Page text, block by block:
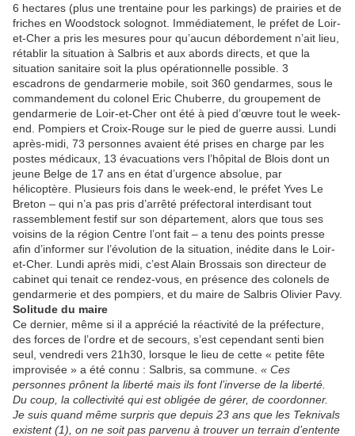
6 hectares (plus une trentaine pour les parkings) de prairies et de
friches en Woodstock solognot. Immédiatement, le préfet de Loir-
et-Cher a pris les mesures pour qu’aucun débordement n’ait lieu,
rétablir la situation à Salbris et aux abords directs, et que la
situation sanitaire soit la plus opérationnelle possible. 3
escadrons de gendarmerie mobile, soit 360 gendarmes, sous le
commandement du colonel Eric Chuberre, du groupement de
gendarmerie de Loir-et-Cher ont été à pied d’œuvre tout le week-
end. Pompiers et Croix-Rouge sur le pied de guerre aussi. Lundi
après-midi, 73 personnes avaient été prises en charge par les
postes médicaux, 13 évacuations vers l’hôpital de Blois dont un
jeune Belge de 17 ans en état d’urgence absolue, par
hélicoptère. Plusieurs fois dans le week-end, le préfet Yves Le
Breton – qui n’a pas pris d’arrêté préfectoral interdisant tout
rassemblement festif sur son département, alors que tous ses
voisins de la région Centre l’ont fait – a tenu des points presse
afin d’informer sur l’évolution de la situation, inédite dans le Loir-
et-Cher. Lundi après midi, c’est Alain Brossais son directeur de
cabinet qui tenait ce rendez-vous, en présence des colonels de
gendarmerie et des pompiers, et du maire de Salbris Olivier Pavy.
Solitude du maire
Ce dernier, même si il a apprécié la réactivité de la préfecture,
des forces de l’ordre et de secours, s’est cependant senti bien
seul, vendredi vers 21h30, lorsque le lieu de cette « petite fête
improvisée » a été connu : Salbris, sa commune. « Ces
personnes prônent la liberté mais ils font l’inverse de la liberté.
Du coup, la collectivité qui est obligée de gérer, de coordonner.
Je suis quand même surpris que depuis 23 ans que les Teknivals
existent (1), on ne soit pas parvenu à trouver un terrain d’entente